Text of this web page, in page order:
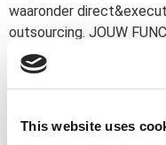
This website uses
waaronder
outsourcing. JOUW
hebben als Stagiaire
Searchen naar en
HR Project